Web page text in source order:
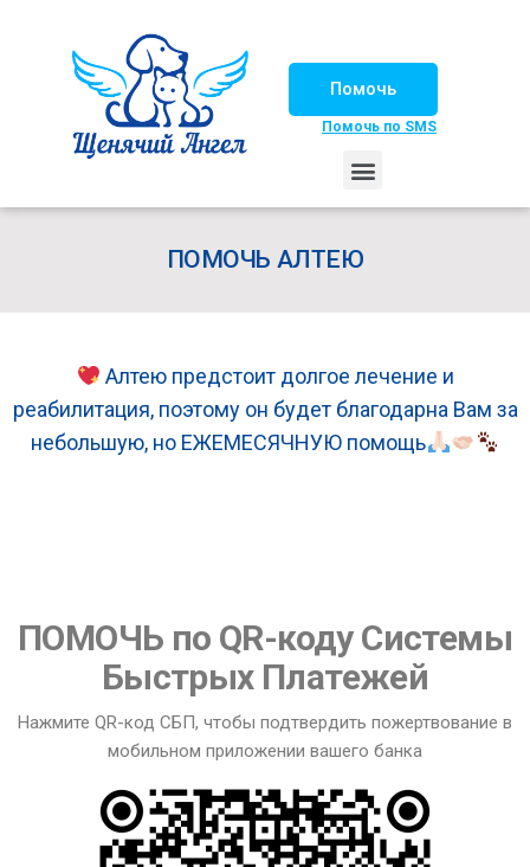
Помочь
Помочь по SMS
ПОМОЧЬ АЛТЕЮ
Алтею предстоит долгое лечение и
реабилитация, поэтому он будет благодарна Вам за
небольшую, но ЕЖЕМЕСЯЧНУЮ помощь
ПОМОЧЬ по QR-коду Системы
Быстрых Платежей
Нажмите QR-код СБП, чтобы подтвердить пожертвование в
мобильном приложении вашего банка